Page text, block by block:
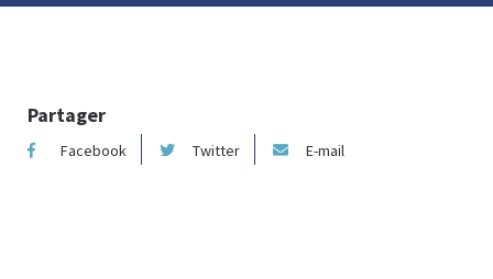
Partager
Facebook Twitter E-mail